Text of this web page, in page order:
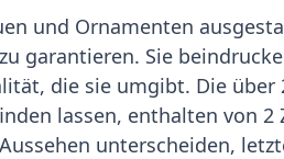
und Ornamenten
garantieren. Sie
die sie umgibt. Die über
lassen, enthalten von 2
unterscheiden,